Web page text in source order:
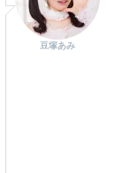
豆塚あみ